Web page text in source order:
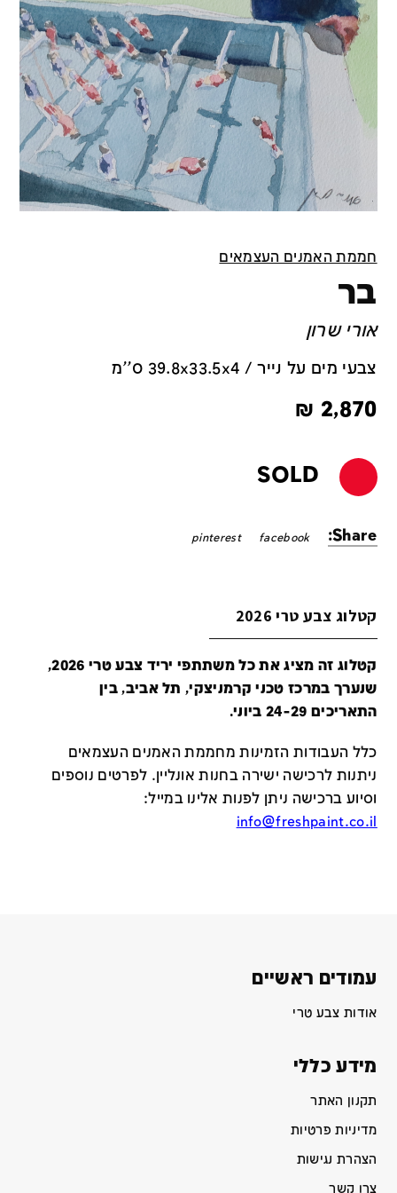
חממת האמנים העצמאים
בר
אורי שרון
צבעי מים על נייר / 39.8x33.5x4 ס''מ
2,870
₪
SOLD
Share:
facebook
pinterest
קטלוג צבע טרי 2026
קטלוג זה מציג את כל משתתפי יריד צבע טרי 2026,
שנערך במרכז טכני קרמניצקי, תל אביב, בין
התאריכים 24-29 ביוני.
כלל העבודות הזמינות מחממת האמנים העצמאים
ניתנות לרכישה ישירה בחנות אונליין. לפרטים נוספים
וסיוע ברכישה ניתן לפנות אלינו במייל:
info@freshpaint.co.il
עמודים ראשיים
אודות צבע טרי
מידע כללי
תקנון האתר
מדיניות פרטיות
הצהרת נגישות
צרו קשר